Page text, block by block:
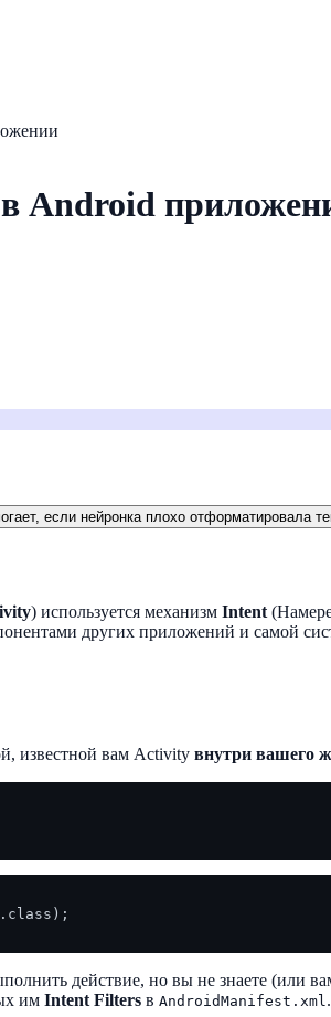
Android
если нейронка плохо отформатировала
) используется механизм Intent
других приложений и самой
известной вам Activity внутри вашего
действие, но вы не знаете (или
им Intent Filters в AndroidManifest.xml